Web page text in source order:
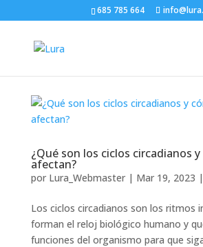
685 785 664
¿Qué son los ciclos circadianos
afectan?
por Lura_Webmaster| Mar 19, 2023 |
Los ciclos circadianos son los ritmos
forman el reloj biológico humano y
funciones del organismo para que